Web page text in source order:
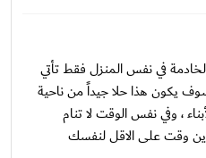
في نفس المنزل فقط تأتي
يكون هذا حلا جيداً من ناحية
، وفي نفس الوقت لا تنام
وقت على الاقل لنفسك